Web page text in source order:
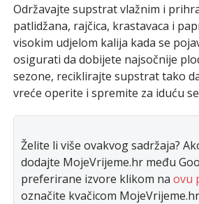
Održavajte supstrat vlažnim i
patlidžana, rajčica, krastavaca i
visokim udjelom kalija kada se
osigurati da dobijete najsočnije
sezone, reciklirajte supstrat tako
vreće operite i spremite za iduću
Želite li više ovakvog sadržaja?
dodajte MojeVrijeme.hr među
preferirane izvore klikom na ovu
označite kvačicom